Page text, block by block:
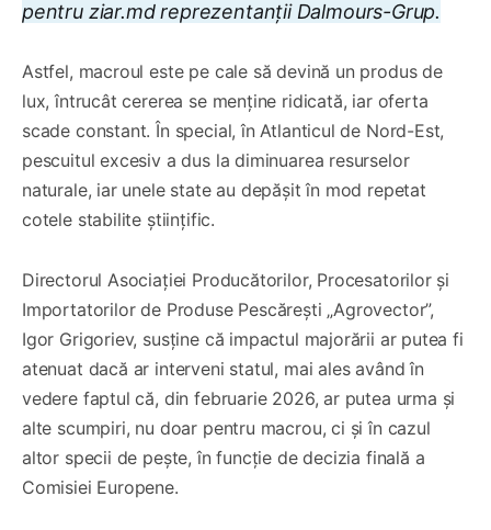
pentru ziar.mdreprezentanții Dalmours-Grup.
Astfel, macroul este pe cale să devină un produs de
lux, întrucât cererea se menține ridicată, iar oferta
scade constant. În special, în Atlanticul de Nord-Est,
pescuitul excesiv a dus la diminuarea resurselor
naturale, iar unele state au depășit în mod repetat
cotele stabilite științific.
Directorul Asociației Producătorilor, Procesatorilor și
Importatorilor de Produse Pescărești „Agrovector”,
Igor Grigoriev, susține că impactul majorării ar putea fi
atenuat dacă ar interveni statul, mai ales având în
vedere faptul că, din februarie 2026, ar putea urma și
alte scumpiri, nu doar pentru macrou, ci și în cazul
altor specii de pește, în funcție de decizia finală a
Comisiei Europene.